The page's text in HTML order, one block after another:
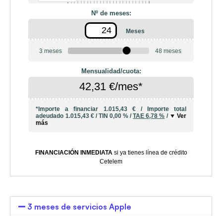
Nº de meses:
Meses
3 meses 48 meses
Mensualidad/cuota:
42,31 €/mes*
*Importe a financiar 1.015,43 € /
Importe total
adeudado 1.015,43 €/TIN 0,00 % /TAE6,78 % /
Ver
más
FINANCIACIÓN INMEDIATAsi ya tienes línea de crédito
Cetelem
3 meses de servicios Apple